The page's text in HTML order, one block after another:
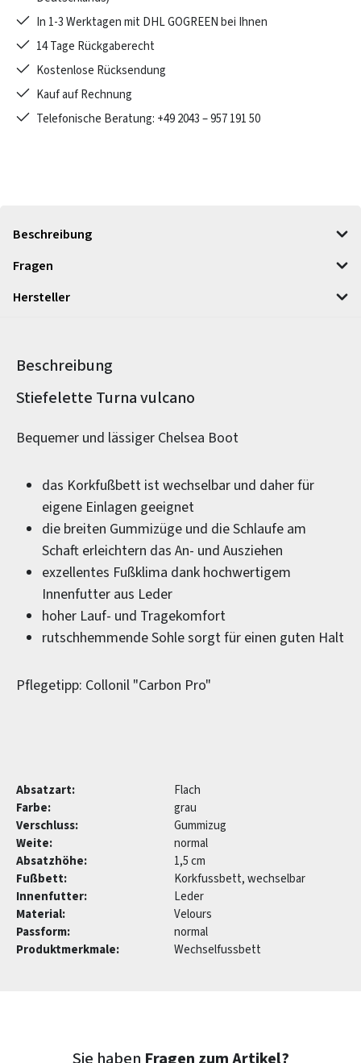
In 1-3 Werktagen mit DHL GOGREEN bei Ihnen
14 Tage Rückgaberecht
Kostenlose Rücksendung
Kauf auf Rechnung
Telefonische Beratung: +49 2043 – 957 191 50
Beschreibung
Fragen
Hersteller
Beschreibung
Produktinformationen
Stiefelette Turna vulcano
Bequemer und lässiger Chelsea Boot
das Korkfußbett ist wechselbar und daher für
eigene Einlagen geeignet
die breiten Gummizüge und die Schlaufe am
Schaft erleichtern das An- und Ausziehen
exzellentes Fußklima dank hochwertigem
Innenfutter aus Leder
hoher Lauf- und Tragekomfort
rutschhemmende Sohle sorgt für einen guten Halt
Pflegetipp: Collonil "Carbon Pro"
Absatzart:
Flach
Farbe:
grau
Verschluss:
Gummizug
Weite:
normal
Absatzhöhe:
1,5 cm
Fußbett:
Korkfussbett, wechselbar
Innenfutter:
Leder
Material:
Velours
Passform:
normal
Produktmerkmale:
Wechselfussbett